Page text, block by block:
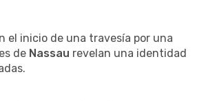
el inicio de una travesía por una
de Nassau revelan una identidad